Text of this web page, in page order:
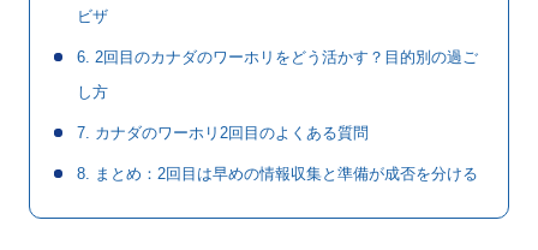
ビザ
6. 2回目のカナダのワーホリをどう活かす？目的別の過ご
し方
7. カナダのワーホリ2回目のよくある質問
8. まとめ：2回目は早めの情報収集と準備が成否を分ける